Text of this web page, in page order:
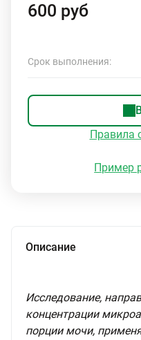
600 руб
Срок выполнения:
Правила
Пример
Описание
Исследование,
концентрации
порции мочи,